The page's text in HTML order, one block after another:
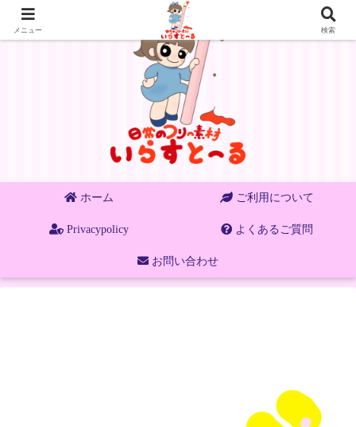
ホーム ご利用について
Privacypolicy よくあるご質問
お問い合わせ
メニュー 検索